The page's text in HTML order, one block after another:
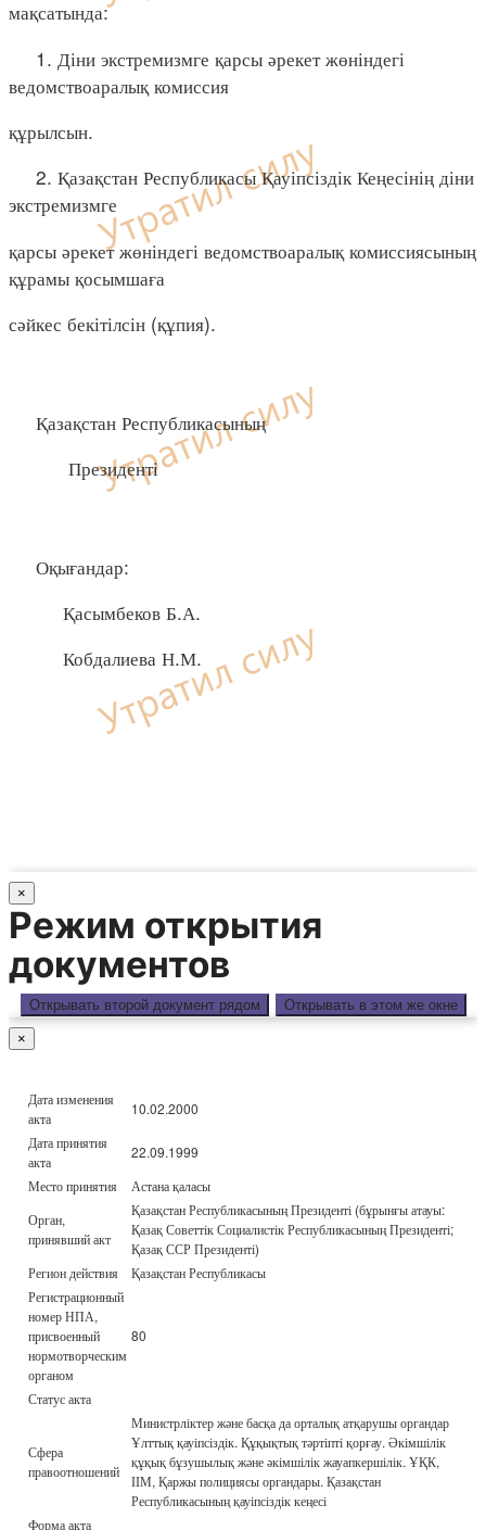
мақсатында:
1. Діни экстремизмге қарсы әрекет жөніндегі
ведомствоаралық комиссия
құрылсын.
2. Қазақстан Республикасы Қауіпсіздік Кеңесінің діни
экстремизмге
қарсы әрекет жөніндегі ведомствоаралық комиссиясының
құрамы қосымшаға
сәйкес бекітілсін (құпия).
Қазақстан Республикасының
Президенті
Оқығандар:
Қасымбеков Б.А.
Кобдалиева Н.М.
×
Режим открытия
документов
Открывать второй документ рядом Открывать в этом же окне
×
Дата изменения
акта
10.02.2000
Дата принятия
акта
22.09.1999
Место принятия
Астана қаласы
Орган,
принявший акт
Қазақстан Республикасының Президенті (бұрынғы атауы:
Қазақ Советтік Социалистік Республикасының Президенті;
Қазақ ССР Президенті)
Регион действия
Қазақстан Республикасы
Регистрационный
номер НПА,
присвоенный
нормотворческим
органом
80
Статус акта
Сфера
правоотношений
Министрліктер және басқа да орталық атқарушы органдар
Ұлттық қауіпсіздік. Құқықтық тәртіпті қорғау. Әкімшілік
құқық бұзушылық және әкімшілік жауапкершілік. ҰҚК,
ІІМ, Қаржы полициясы органдары. Қазақстан
Республикасының қауіпсіздік кеңесі
Форма акта